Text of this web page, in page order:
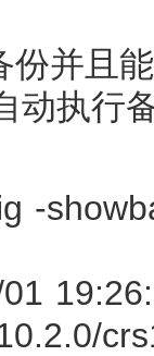
份并且
动执行
-